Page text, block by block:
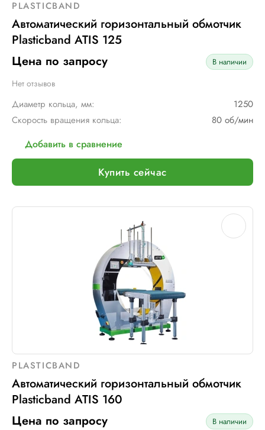
PLASTICBAND
Автоматический горизонтальный обмотчик
Plasticband ATIS 125
Цена по запросу
В наличии
Нет отзывов
Диаметр кольца, мм:
1250
Скорость вращения кольца:
80 об/мин
Добавить в сравнение
Купить сейчас
PLASTICBAND
Автоматический горизонтальный обмотчик
Plasticband ATIS 160
Цена по запросу
В наличии